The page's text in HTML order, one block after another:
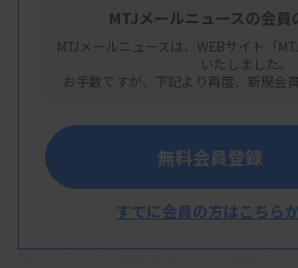
ている判断基準の作成、報告
大きな役割を臨床検査部が担
西宮市医師会診療所は健診・
し、西宮市の特定健康診査・
診のほか、住民向けの人間ド
MTJメールニュースの会員
MTJメールニュースは、WEBサイト「
いたしました。
お手数ですが、下記より再度、新規会
無料会員登録
すでに会員の方はこちら